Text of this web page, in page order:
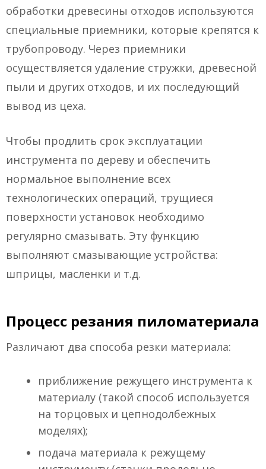
обработки древесины отходов используются
специальные приемники, которые крепятся к
трубопроводу. Через приемники
осуществляется удаление стружки, древесной
пыли и других отходов, и их последующий
вывод из цеха.
Чтобы продлить срок эксплуатации
инструмента по дереву и обеспечить
нормальное выполнение всех
технологических операций, трущиеся
поверхности установок необходимо
регулярно смазывать. Эту функцию
выполняют смазывающие устройства:
шприцы, масленки и т.д.
Процесс резания пиломатериала
Различают два способа резки материала:
приближение режущего инструмента к
материалу (такой способ используется
на торцовых и цепнодолбежных
моделях);
подача материала к режущему